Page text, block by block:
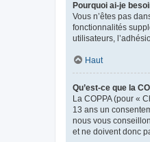
Pourquoi ai-je
Vous n’êtes pas
fonctionnalités
utilisateurs,
Haut
Qu’est-ce que la
La COPPA (pour «
13 ans un
nous vous
et ne doivent donc